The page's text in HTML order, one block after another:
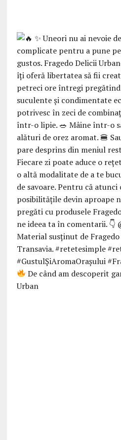
De când am descoperit
Urban